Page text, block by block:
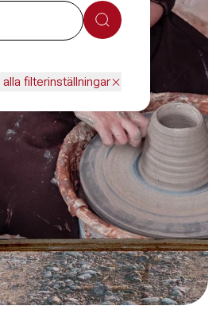
Sök
alla filterinställningar